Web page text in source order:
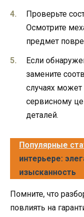
Проверьте
Осмотрите
предмет
Если
замените
случаях может
сервисному
деталей.
Популярные
интерьере:
изысканность
Помните, что
повлиять на